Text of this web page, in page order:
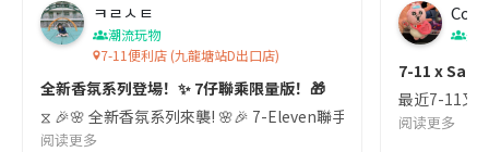
ㅋㄹㅅㅌ
潮流玩物
7-11便利店 (九龍塘站D出口店)
全新香氛系列登場！✨ 7仔聯乘限量版！🎁
⧖ 🎉🌸 全新香氛系列來襲! 🌸🎉 7-Eleven聯手Sanrio🌺推出限量
阅读更多
美
7-11 x
最近7-11又
阅读更多